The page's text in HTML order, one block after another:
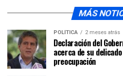
MÁS
POLÍTICA 2 meses atrás
Declaración del
acerca de su
preocupación